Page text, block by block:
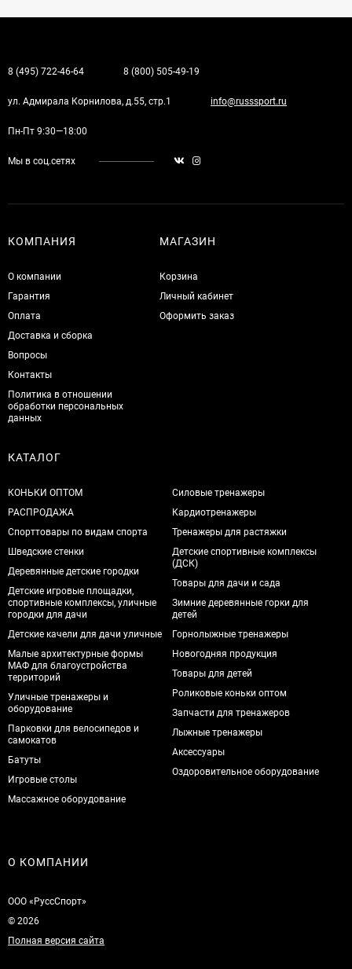
8 (495) 722-46-64 8 (800) 505-49-19
ул. Адмирала Корнилова, д.55, стр.1 info@russsport.ru
Пн-Пт 9:30—18:00
Мы в соц.сетях
КОМПАНИЯ
О компании
Гарантия
Оплата
Доставка и сборка
Вопросы
Контакты
Политика в отношении
обработки персональных
данных
МАГАЗИН
Корзина
Личный кабинет
Оформить заказ
КАТАЛОГ
КОНЬКИ ОПТОМ
РАСПРОДАЖА
Спорттовары по видам спорта
Шведские стенки
Деревянные детские городки
Детские игровые площадки,
спортивные комплексы, уличные
городки для дачи
Детские качели для дачи уличные
Малые архитектурные формы
МАФ для благоустройства
территорий
Уличные тренажеры и
оборудование
Парковки для велосипедов и
самокатов
Батуты
Игровые столы
Массажное оборудование
Силовые тренажеры
Кардиотренажеры
Тренажеры для растяжки
Детские спортивные комплексы
(ДСК)
Товары для дачи и сада
Зимние деревянные горки для
детей
Горнолыжные тренажеры
Новогодняя продукция
Товары для детей
Роликовые коньки оптом
Запчасти для тренажеров
Лыжные тренажеры
Аксессуары
Оздоровительное оборудование
О КОМПАНИИ
ООО «РуссСпорт»
© 2026
Полная версия сайта